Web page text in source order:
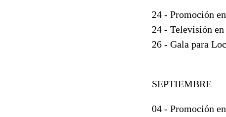
24 - Promoción
24 - Televisión
26 - Gala para
SEPTIEMBRE
04 - Promoción